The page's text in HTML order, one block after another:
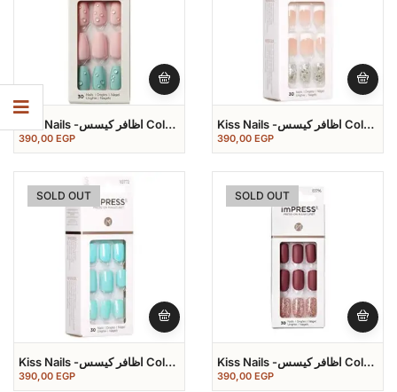
Kiss Nails -اظافر كيسس Color
Nail
390,00 EGP
Kiss Nails -اظافر كيسس Color
Nail
390,00 EGP
SOLD OUT
Kiss Nails -اظافر كيسس Color
Nail
390,00 EGP
SOLD OUT
Kiss Nails -اظافر كيسس Color
Nail
390,00 EGP